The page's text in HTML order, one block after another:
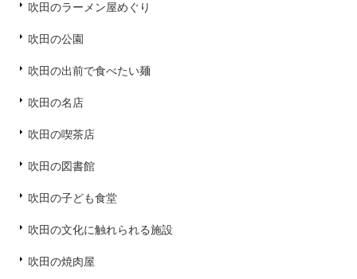
吹田のラーメン屋めぐり
吹田の公園
吹田の出前で食べたい麺
吹田の名店
吹田の喫茶店
吹田の図書館
吹田の子ども食堂
吹田の文化に触れられる施設
吹田の焼肉屋